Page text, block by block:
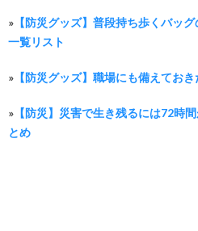
» 【防災グッズ】普段持ち歩くバッ
一覧リスト
» 【防災グッズ】職場にも備えてお
» 【防災】災害で生き残るには72時
とめ